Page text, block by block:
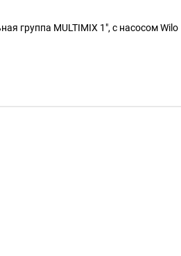
группа MULTIMIX 1", c насосом